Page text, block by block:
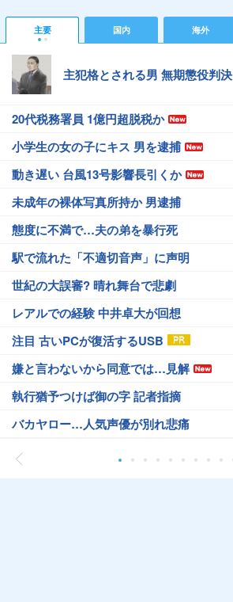
主要 国内 海外
主犯格とされる男 無期懲役判決
20代税務署員 1億円超脱税か
小学生の女の子にキス 男を逮捕
動き遅い 台風13号影響長引くか
未成年の裸体写真所持か 男逮捕
態度に不満で…夫の弟を暴行死
駅で流れた「不適切音声」に声明
世紀の大誤審? 晴れ舞台で悲劇
レアルでの経験 中井卓大が回想
注目 古いPCが復活するUSB
嫌と言わないから同意では…見解
執行猶予つけば御の字 記者指摘
バカヤロー…人気声優が別れ悲痛